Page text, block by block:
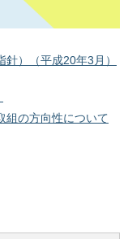
）（平成20年3月）
組の方向性について